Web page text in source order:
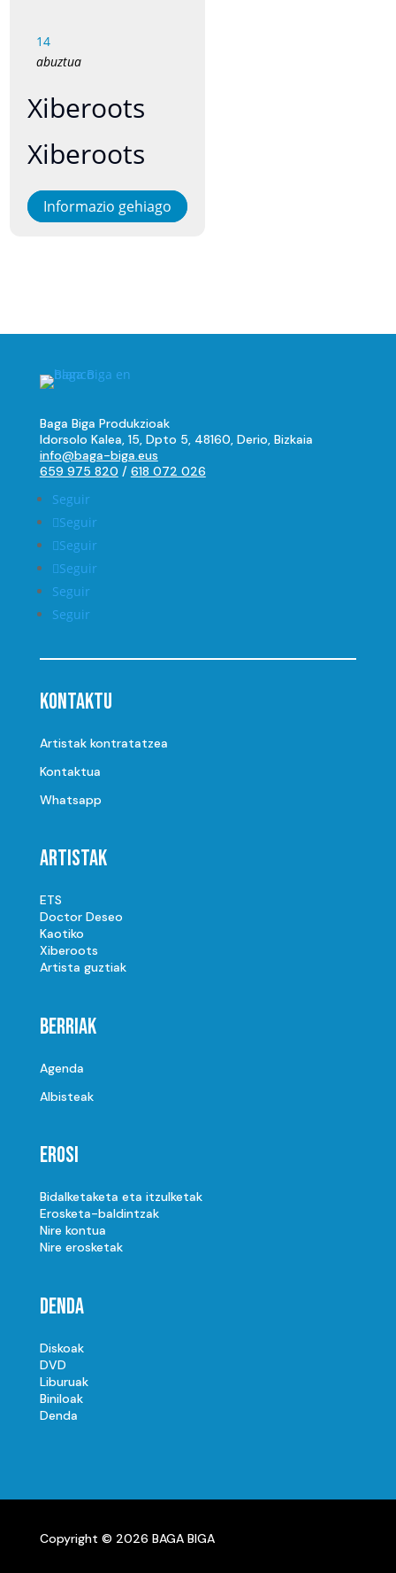
14
abuztua
Xiberoots
Xiberoots
Informazio gehiago
Baga Biga Produkzioak
Idorsolo Kalea, 15, Dpto 5, 48160, Derio, Bizkaia
info@baga-biga.eus
659 975 820 / 618 072 026
Seguir
Seguir
Seguir
Seguir
Seguir
Seguir
Kontaktu
Artistak kontratatzea
Kontaktua
Whatsapp
Artistak
ETS
Doctor Deseo
Kaotiko
Xiberoots
Artista guztiak
Berriak
Agenda
Albisteak
Erosi
Bidalketaketa eta itzulketak
Erosketa-baldintzak
Nire kontua
Nire erosketak
Denda
Diskoak
DVD
Liburuak
Biniloak
Denda
Copyright © 2026 BAGA BIGA